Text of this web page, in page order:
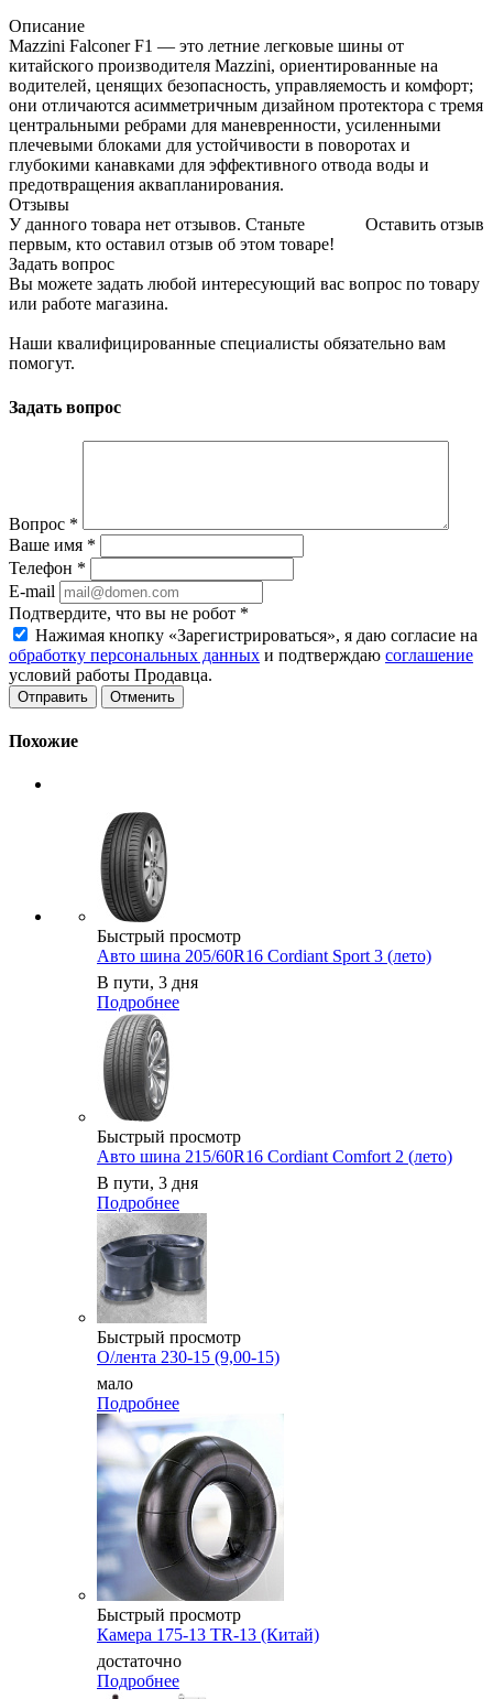
Описание
Mazzini Falconer F1 — это летние легковые шины от
китайского производителя Mazzini, ориентированные на
водителей, ценящих безопасность, управляемость и комфорт;
они отличаются асимметричным дизайном протектора с тремя
центральными ребрами для маневренности, усиленными
плечевыми блоками для устойчивости в поворотах и
глубокими канавками для эффективного отвода воды и
предотвращения аквапланирования.
Отзывы
Оставить отзыв
У данного товара нет отзывов. Станьте
первым, кто оставил отзыв об этом товаре!
Задать вопрос
Вы можете задать любой интересующий вас вопрос по товару
или работе магазина.
Наши квалифицированные специалисты обязательно вам
помогут.
Задать вопрос
Вопрос *
Ваше имя *
Телефон *
E-mail
Подтвердите, что вы не робот *
Нажимая кнопку «Зарегистрироваться», я даю согласие на
обработку персональных данных и подтверждаю соглашение
условий работы Продавца.
Отменить
Похожие
Быстрый просмотр
Авто шина 205/60R16 Cordiant Sport 3 (лето)
В пути, 3 дня
Подробнее
Быстрый просмотр
Авто шина 215/60R16 Cordiant Comfort 2 (лето)
В пути, 3 дня
Подробнее
Быстрый просмотр
О/лента 230-15 (9,00-15)
мало
Подробнее
Быстрый просмотр
Камера 175-13 TR-13 (Китай)
достаточно
Подробнее